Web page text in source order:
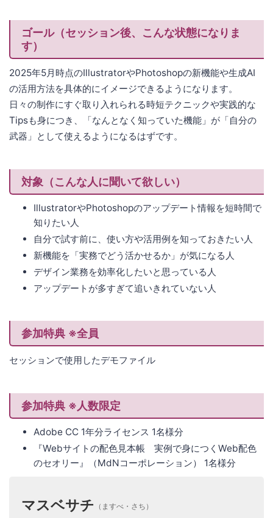
ゴール（セッション後、こんな状態になりま
す）
2025年5月時点のIllustratorやPhotoshopの新機能や生成AI
の活用方法を具体的にイメージできるようになります。
日々の制作にすぐ取り入れられる時短テクニックや実践的な
Tipsも身につき、「なんとなく知っていた機能」が「自分の
武器」として使えるようになるはずです。
対象（こんな人に聞いて欲しい）
IllustratorやPhotoshopのアップデート情報を短時間で
知りたい人
自分で試す前に、使い方や活用例を知っておきたい人
新機能を「実務でどう活かせるか」が気になる人
デザイン業務を効率化したいと思っている人
アップデートが多すぎて追いきれていない人
参加特典 ※全員
セッションで使用したデモファイル
参加特典 ※人数限定
Adobe CC 1年分ライセンス 1名様分
『Webサイトの配色見本帳 実例で身につくWeb配色
のセオリー』（MdNコーポレーション） 1名様分
マスベサチ （ますべ・さち）